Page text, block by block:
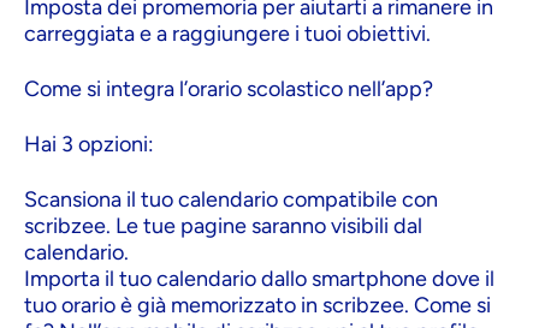
Imposta dei promemoria per aiutarti a rimanere in
carreggiata e a raggiungere i tuoi obiettivi.
Come si integra l’orario scolastico nell’app?
Hai 3 opzioni:
Scansiona il tuo calendario compatibile con
scribzee. Le tue pagine saranno visibili dal
calendario.
Importa il tuo calendario dallo smartphone dove il
tuo orario è già memorizzato in scribzee. Come si